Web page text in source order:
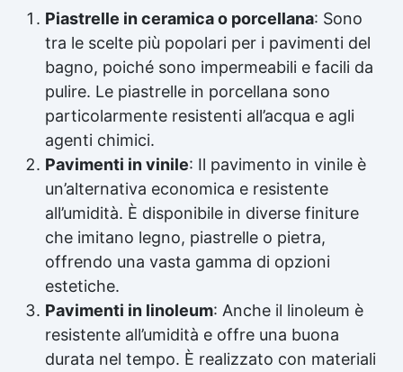
Piastrelle in ceramica o porcellana: Sono
tra le scelte più popolari per i pavimenti del
bagno, poiché sono impermeabili e facili da
pulire. Le piastrelle in porcellana sono
particolarmente resistenti all’acqua e agli
agenti chimici.
Pavimenti in vinile: Il pavimento in vinile è
un’alternativa economica e resistente
all’umidità. È disponibile in diverse finiture
che imitano legno, piastrelle o pietra,
offrendo una vasta gamma di opzioni
estetiche.
Pavimenti in linoleum: Anche il linoleum è
resistente all’umidità e offre una buona
durata nel tempo. È realizzato con materiali